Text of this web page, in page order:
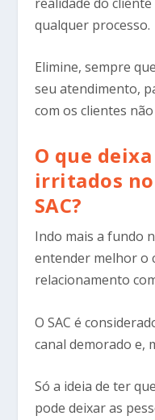
qualquer processo.
Elimine, sempre
seu atendimento,
com os clientes
O que
irritados
SAC?
Indo mais a fundo
entender melhor o
relacionamento
O SAC é
canal demorado e,
Só a ideia de ter
pode deixar as